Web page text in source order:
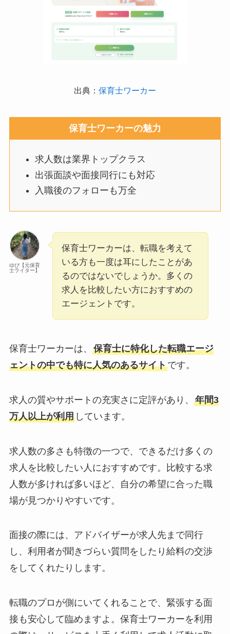
出典： 保育士ワーカー
保育士ワーカーの魅力
求人数は業界トップクラス
出張面談や面接同行にも対応
入職後のフォローも万全
ゆぴ【元保育
士ライター】
保育士ワーカーは、転職を考えて
いる方も一度は耳にしたことがあ
るのではないでしょうか。多くの
求人を比較したい方におすすめの
エージェントです。
保育士ワーカーは、 保育士に特化した転職エージ
ェントの中でも特に人気のあるサイトです。
求人の質やサポートの充実さに定評があり、 年間3
万人以上が利用しています。
求人数の多さも特徴の一つで、できるだけ多くの
求人を比較したい人におすすめです。比較する求
人数が多ければ多いほど、自分の希望に合った職
場が見つかりやすいです。
面接の際には、アドバイザーが求人先まで同行
し、利用者が聞きづらい質問をしたり給料の交渉
をしてくれたりします。
転職のプロが側にいてくれることで、緊張する面
接も安心して臨めますよ。保育士ワーカーを利用